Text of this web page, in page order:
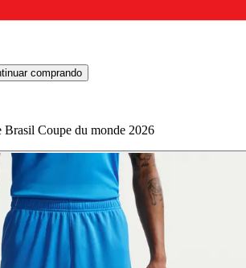
comprando
Brasil Coupe du monde 2026